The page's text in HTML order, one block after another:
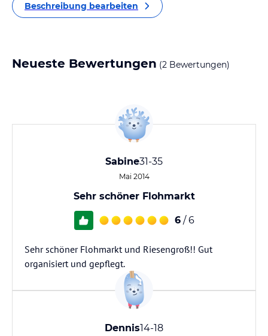
Beschreibung bearbeiten
Neueste Bewertungen (2 Bewertungen)
Sabine31-35
Mai 2014
Sehr schöner Flohmarkt
6 / 6
Sehr schöner Flohmarkt und Riesengroß!! Gut
organisiert und gepflegt.
Dennis14-18